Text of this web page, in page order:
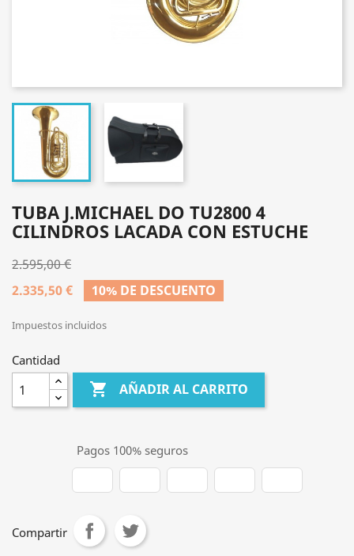
TUBA J.MICHAEL DO TU2800 4
CILINDROS LACADA CON ESTUCHE
2.595,00 €
2.335,50 €
10% DE DESCUENTO
Impuestos incluidos
Cantidad
 AÑADIR AL CARRITO
Pagos 100% seguros
Compartir